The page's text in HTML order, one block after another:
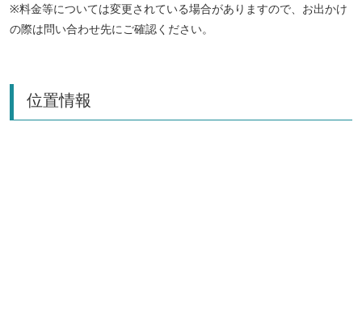
※料金等については変更されている場合がありますので、お出かけ
の際は問い合わせ先にご確認ください。
位置情報